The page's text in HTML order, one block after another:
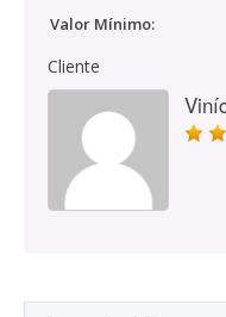
Valor Mínimo:
Cliente